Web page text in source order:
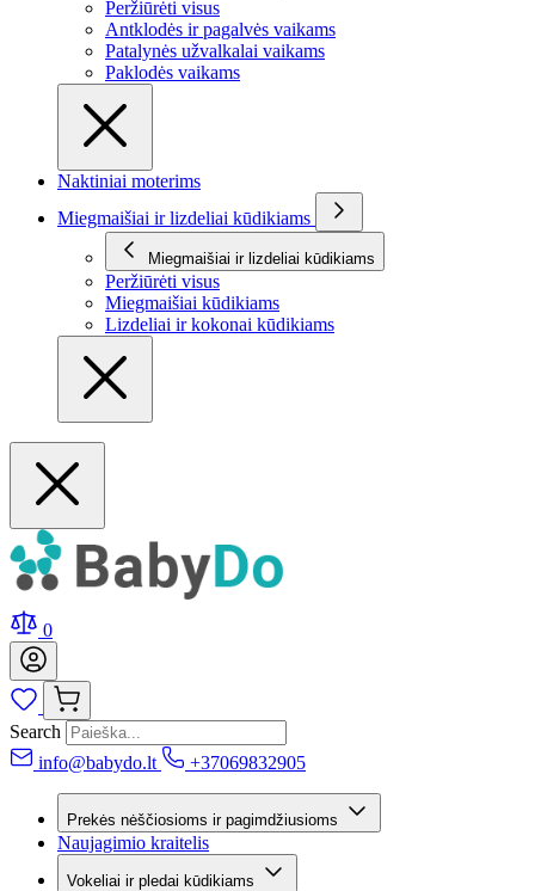
Peržiūrėti visus
Antklodės ir pagalvės vaikams
Patalynės užvalkalai vaikams
Paklodės vaikams
Naktiniai moterims
Miegmaišiai ir lizdeliai kūdikiams
Miegmaišiai ir lizdeliai kūdikiams
Peržiūrėti visus
Miegmaišiai kūdikiams
Lizdeliai ir kokonai kūdikiams
0
Search
info@babydo.lt
+37069832905
Prekės nėščiosioms ir pagimdžiusioms
Naujagimio kraitelis
Vokeliai ir pledai kūdikiams